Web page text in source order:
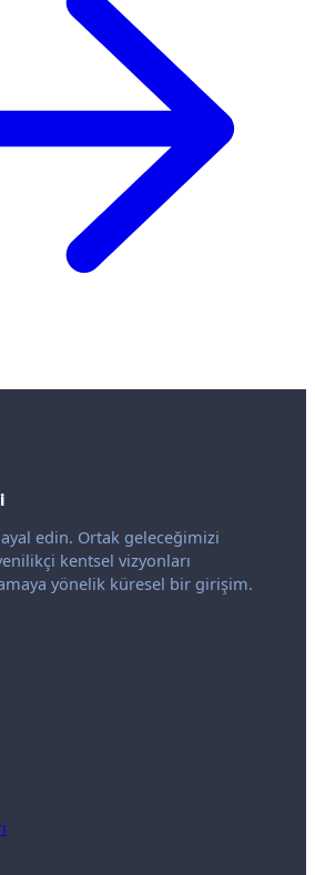
edin. Ortak geleceğimizi
kentsel vizyonları
yönelik küresel bir girişim.